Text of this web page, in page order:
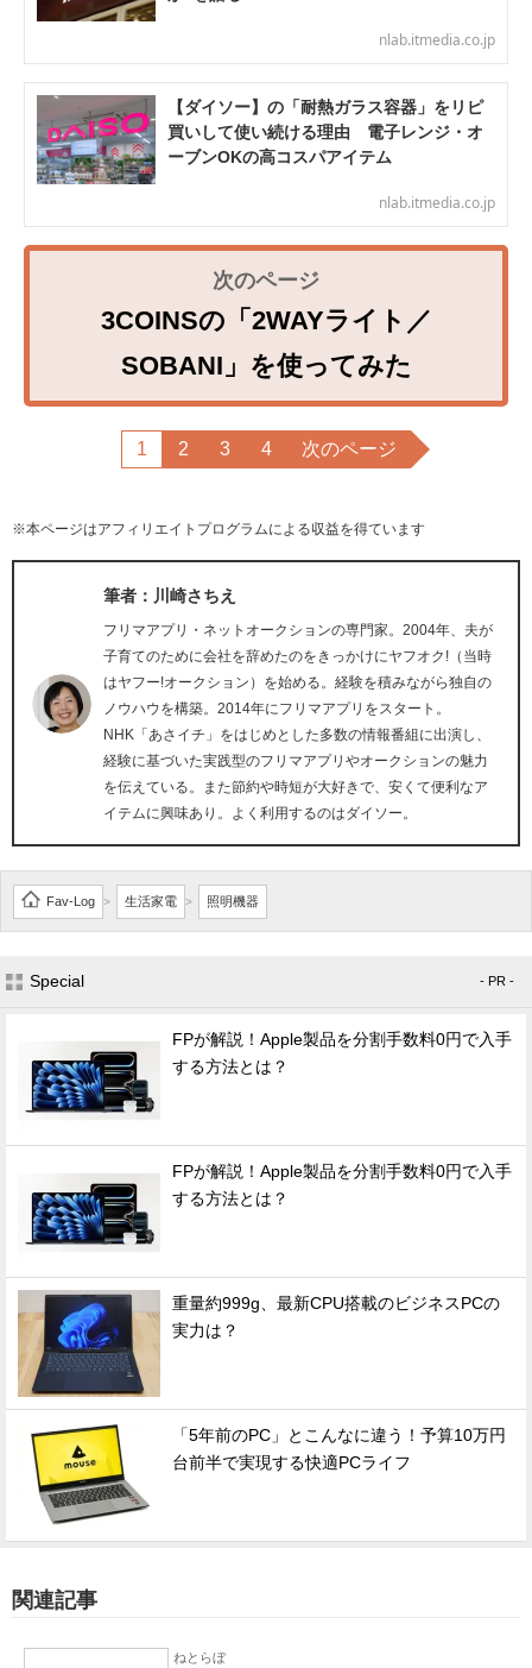
nlab.itmedia.co.jp
【ダイソー】の「耐熱ガラス容器」をリピ
買いして使い続ける理由 電子レンジ・オ
ーブンOKの高コスパアイテム
nlab.itmedia.co.jp
3COINSの「2WAYライト／
SOBANI」を使ってみた
1 2 3 4 次のページ
※本ページはアフィリエイトプログラムによる収益を得ています
筆者：川崎さちえ
フリマアプリ・ネットオークションの専門家。2004年、夫が
子育てのために会社を辞めたのをきっかけにヤフオク!（当時
はヤフー!オークション）を始める。経験を積みながら独自の
ノウハウを構築。2014年にフリマアプリをスタート。
NHK「あさイチ」をはじめとした多数の情報番組に出演し、
経験に基づいた実践型のフリマアプリやオークションの魅力
を伝えている。また節約や時短が大好きで、安くて便利なア
イテムに興味あり。よく利用するのはダイソー。
Fav-Log > 生活家電 > 照明機器
Special - PR -
FPが解説！Apple製品を分割手数料0円で入手
する方法とは？
FPが解説！Apple製品を分割手数料0円で入手
する方法とは？
重量約999g、最新CPU搭載のビジネスPCの
実力は？
「5年前のPC」とこんなに違う！予算10万円
台前半で実現する快適PCライフ
関連記事
ねとらぼ